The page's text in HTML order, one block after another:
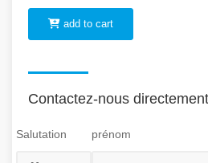
add to cart
Contactez-nous
Salutation prénom